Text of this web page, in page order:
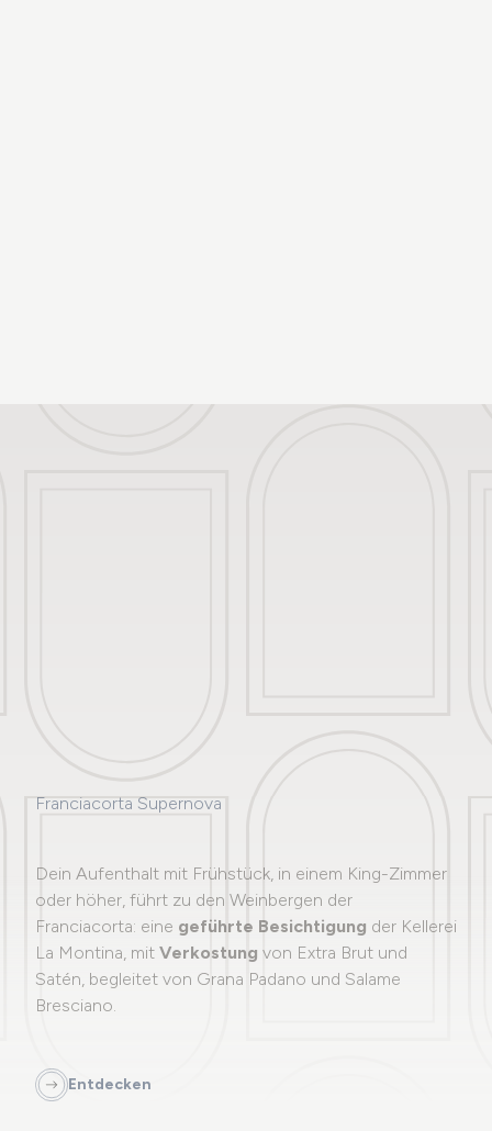
Franciacorta Supernova
Dein Aufenthalt mit Frühstück, in einem King-Zimmer
oder höher, führt zu den Weinbergen der
Franciacorta: eine geführte Besichtigung der Kellerei
La Montina, mit Verkostung von Extra Brut und
Satén, begleitet von Grana Padano und Salame
Bresciano.
Entdecken